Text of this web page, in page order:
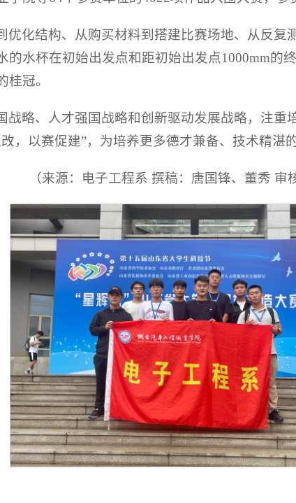
优化结构、从购买材料到搭建比赛场地、从反
水杯在初始出发点和距初始出发点1000mm的
冠。
战略、人才强国战略和创新驱动发展战略，注
，以赛促建”，为培养更多德才兼备、技术精湛
（来源：电子工程系 撰稿：唐国锋、董秀 审